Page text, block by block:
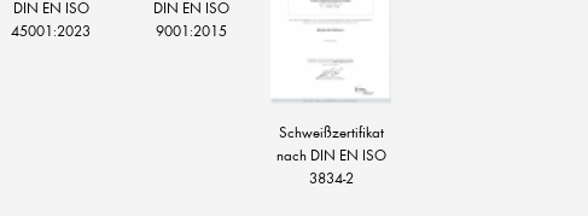
DIN EN ISO
45001:2023
DIN EN ISO
9001:2015
Schweißzertifikat
nach DIN EN ISO
3834-2